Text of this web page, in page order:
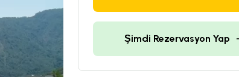
Şimdi Rezervasyon Yap